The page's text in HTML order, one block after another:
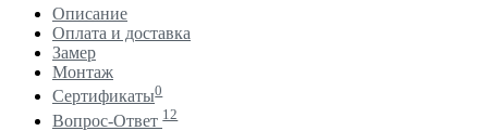
Описание
Оплата и доставка
Замер
Монтаж
Сертификаты0
Вопрос-Ответ 12